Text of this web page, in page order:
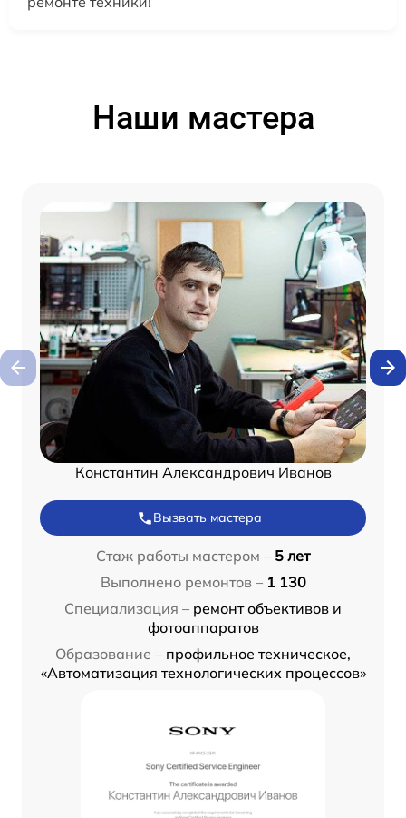
Наши мастера
Константин Александрович Иванов
Вызвать мастера
Стаж работы мастером – 5 лет
Выполнено ремонтов – 1 130
Специализация – ремонт объективов и
фотоаппаратов
Образование – профильное техническое,
«Автоматизация технологических процессов»